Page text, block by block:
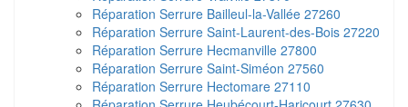
Réparation Serrure Bailleul-la-Vallée 27260
Réparation Serrure Saint-Laurent-des-Bois 27220
Réparation Serrure Hecmanville 27800
Réparation Serrure Saint-Siméon 27560
Réparation Serrure Hectomare 27110